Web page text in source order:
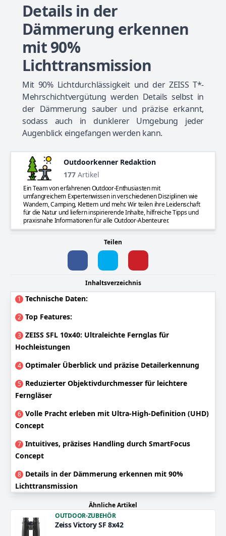
Details in der
Dämmerung erkennen
mit 90%
Lichttransmission
Mit 90% Lichtdurchlässigkeit und der ZEISS T*-
Mehrschichtvergütung werden Details selbst in
der Dämmerung sauber und präzise erkannt,
sodass auch in dunklerer Umgebung jeder
Augenblick eingefangen werden kann.
Outdoorkenner Redaktion
177 Artikel
Ein Team von erfahrenen Outdoor-Enthusiasten mit
umfangreichem Expertenwissen in verschiedenen Disziplinen wie
Wandern, Camping, Klettern und mehr. Wir teilen ihre Leidenschaft
für die Natur und liefern inspirierende Inhalte, hilfreiche Tipps und
praxisnahe Informationen für alle Outdoor-Abenteurer.
Teilen
Inhaltsverzeichnis
1 Technische Daten:
2 Top Features:
3 ZEISS SFL 10x40: Ultraleichte Fernglas für
Hochleistungen
4 Optimaler Überblick und präzise Detailerkennung
5 Reduzierter Objektivdurchmesser für leichtere
Ferngläser
6 Volle Pracht erleben mit Ultra-High-Definition (UHD)
Concept
7 Intuitives, präzises Handling durch SmartFocus
Concept
8 Details in der Dämmerung erkennen mit 90%
Lichttransmission
Ähnliche Artikel
OUTDOOR-ZUBEHÖR
Zeiss Victory SF 8x42